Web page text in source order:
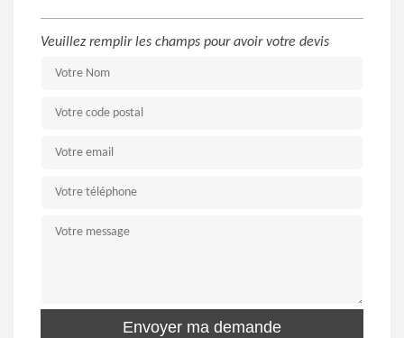
Veuillez remplir les champs pour avoir votre devis